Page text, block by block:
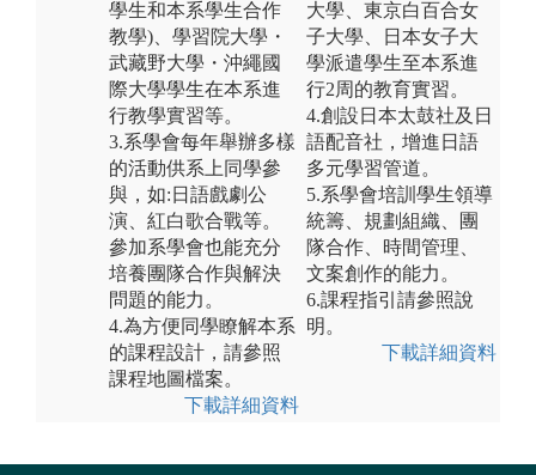
學生和本系學生合作
教學)、學習院大學・
武藏野大學・沖繩國
際大學學生在本系進
行教學實習等。
3.系學會每年舉辦多樣
的活動供系上同學參
與，如:日語戲劇公
演、紅白歌合戰等。
參加系學會也能充分
培養團隊合作與解決
問題的能力。
4.為方便同學瞭解本系
的課程設計，請參照
課程地圖檔案。
下載詳細資料
大學、東京白百合女
子大學、日本女子大
學派遣學生至本系進
行2周的教育實習。
4.創設日本太鼓社及日
語配音社，增進日語
多元學習管道。
5.系學會培訓學生領導
統籌、規劃組織、團
隊合作、時間管理、
文案創作的能力。
6.課程指引請參照說
明。
下載詳細資料